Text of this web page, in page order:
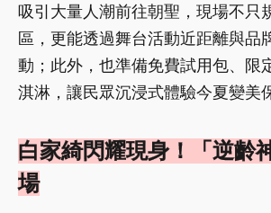
吸引大量人潮前往朝聖，現場不只
區，更能透過舞台活動近距離與品
動；此外，也準備免費試用包、限
淇淋，讓民眾沉浸式體驗今夏變美
白家綺閃耀現身！「逆齡
場